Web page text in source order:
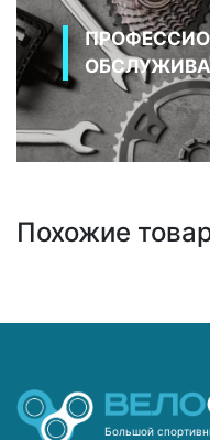
Похожие
Большой